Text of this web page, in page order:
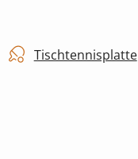
Tischtennisplatte